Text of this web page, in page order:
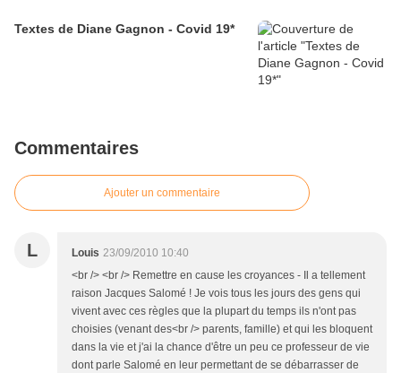
Textes de Diane Gagnon - Covid 19*
Commentaires
Ajouter un commentaire
L Louis 23/09/2010 10:40
<br /> <br /> Remettre en cause les croyances - Il a tellement
raison Jacques Salomé ! Je vois tous les jours des gens qui
vivent avec ces règles que la plupart du temps ils n'ont pas
choisies (venant des<br /> parents, famille) et qui les bloquent
dans la vie et j'ai la chance d'être un peu ce professeur de vie
dont parle Salomé en leur permettant de se débarrasser de